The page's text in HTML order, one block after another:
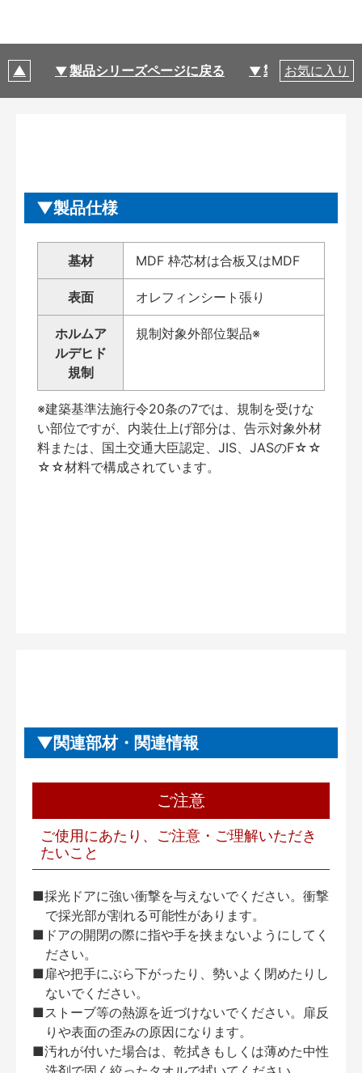
製品シリーズページに戻る 製品仕様
お気に入り
製品仕様
基材 MDF 枠芯材は合板又はMDF
表面 オレフィンシート張り
ホルムア
ルデヒド
規制
規制対象外部位製品※
※建築基準法施行令20条の7では、規制を受けな
い部位ですが、内装仕上げ部分は、告示対象外材
料または、国土交通大臣認定、JIS、JASのF☆☆
☆☆材料で構成されています。
関連部材・関連情報
ご注意
ご使用にあたり、ご注意・ご理解いただき
たいこと
■採光ドアに強い衝撃を与えないでください。衝撃
で採光部が割れる可能性があります。
■ドアの開閉の際に指や手を挟まないようにしてく
ださい。
■扉や把手にぶら下がったり、勢いよく閉めたりし
ないでください。
■ストーブ等の熱源を近づけないでください。扉反
りや表面の歪みの原因になります。
■汚れが付いた場合は、乾拭きもしくは薄めた中性